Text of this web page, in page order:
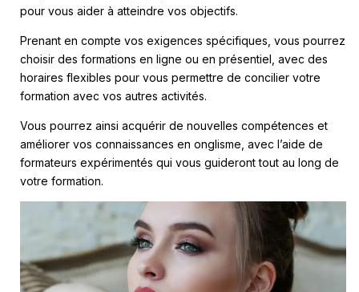
pour vous aider à atteindre vos objectifs.
Prenant en compte vos exigences spécifiques, vous pourrez
choisir des formations en ligne ou en présentiel, avec des
horaires flexibles pour vous permettre de concilier votre
formation avec vos autres activités.
Vous pourrez ainsi acquérir de nouvelles compétences et
améliorer vos connaissances en onglisme, avec l’aide de
formateurs expérimentés qui vous guideront tout au long de
votre formation.